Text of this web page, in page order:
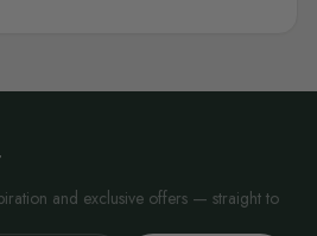
and exclusive offers — straight to